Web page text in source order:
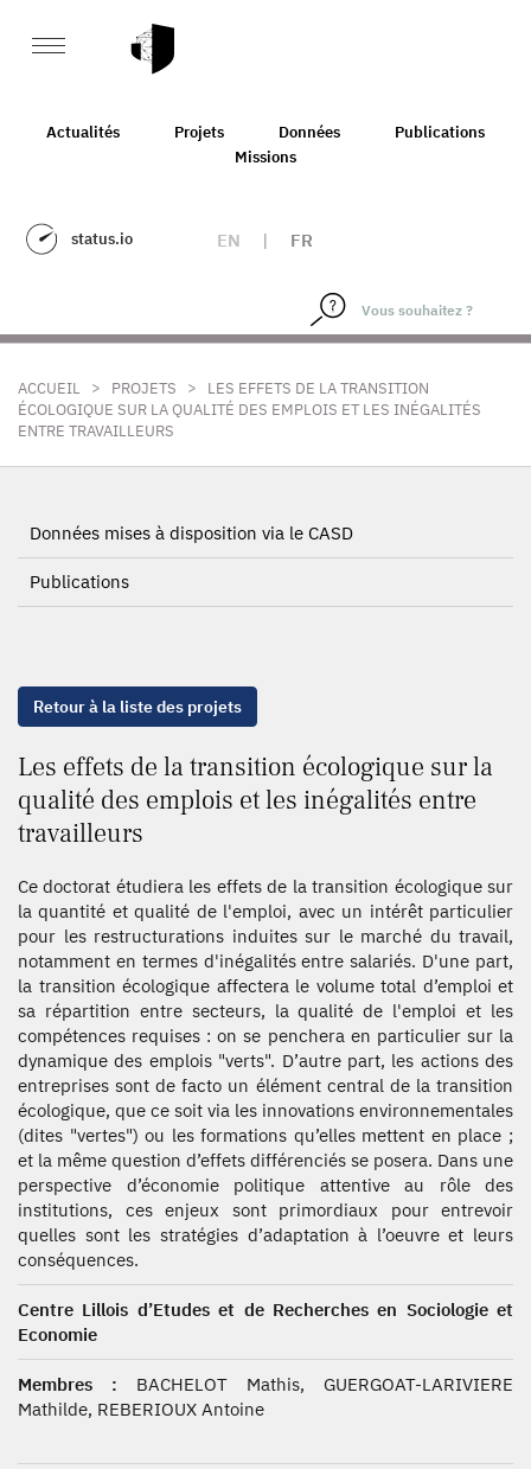
Actualités Projets Données
Publications
Missions
status.io EN | FR
ACCUEIL > PROJETS >
LES EFFETS DE LA TRANSITION
ÉCOLOGIQUE SUR LA QUALITÉ DES EMPLOIS ET LES INÉGALITÉS
ENTRE TRAVAILLEURS
Données mises à disposition via le CASD
Publications
Retour à la liste des projets
Les effets de la transition écologique sur la
qualité des emplois et les inégalités entre
travailleurs
Ce doctorat étudiera les effets de la transition écologique sur
la quantité et qualité de l'emploi, avec un intérêt particulier
pour les restructurations induites sur le marché du travail,
notamment en termes d'inégalités entre salariés. D'une part,
la transition écologique affectera le volume total d’emploi et
sa répartition entre secteurs, la qualité de l'emploi et les
compétences requises : on se penchera en particulier sur la
dynamique des emplois "verts". D’autre part, les actions des
entreprises sont de facto un élément central de la transition
écologique, que ce soit via les innovations environnementales
(dites "vertes") ou les formations qu’elles mettent en place ;
et la même question d’effets différenciés se posera. Dans une
perspective d’économie politique attentive au rôle des
institutions, ces enjeux sont primordiaux pour entrevoir
quelles sont les stratégies d’adaptation à l’oeuvre et leurs
conséquences.
Centre Lillois d’Etudes et de Recherches en Sociologie et
Economie
Membres : BACHELOT Mathis, GUERGOAT-LARIVIERE
Mathilde, REBERIOUX Antoine